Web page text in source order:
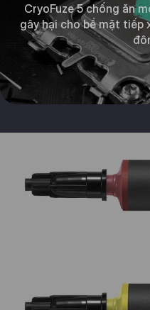
CryoFuze 5 chống ăn
gây hại cho bề mặt tiếp